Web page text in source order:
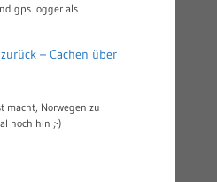
gps logger als
– Cachen über
macht, Norwegen zu
noch hin ;-)